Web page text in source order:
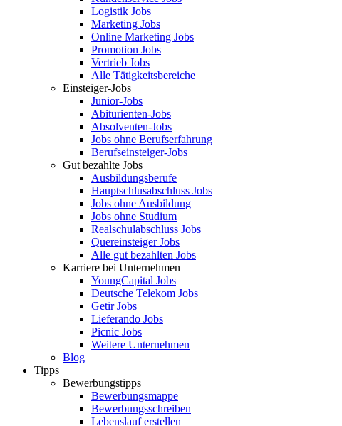
Logistik Jobs
Marketing Jobs
Online Marketing Jobs
Promotion Jobs
Vertrieb Jobs
Alle Tätigkeitsbereiche
Einsteiger-Jobs
Junior-Jobs
Abiturienten-Jobs
Absolventen-Jobs
Jobs ohne Berufserfahrung
Berufseinsteiger-Jobs
Gut bezahlte Jobs
Ausbildungsberufe
Hauptschlusabschluss Jobs
Jobs ohne Ausbildung
Jobs ohne Studium
Realschulabschluss Jobs
Quereinsteiger Jobs
Alle gut bezahlten Jobs
Karriere bei Unternehmen
YoungCapital Jobs
Deutsche Telekom Jobs
Getir Jobs
Lieferando Jobs
Picnic Jobs
Weitere Unternehmen
Blog
Tipps
Bewerbungstipps
Bewerbungsmappe
Bewerbungsschreiben
Lebenslauf erstellen